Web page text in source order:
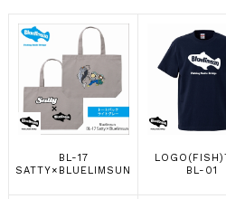
BL-17
SATTY×BLUELIMSUN
BL-01